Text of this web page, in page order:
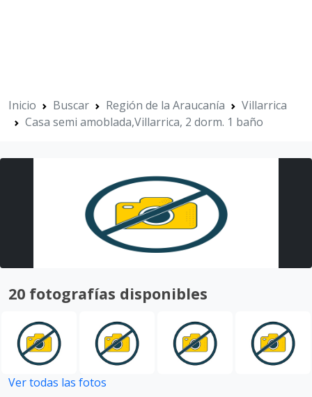
Inicio Buscar Región de la Araucanía
Villarrica
Casa semi amoblada,Villarrica, 2 dorm. 1 baño
20 fotografías disponibles
Ver todas las fotos